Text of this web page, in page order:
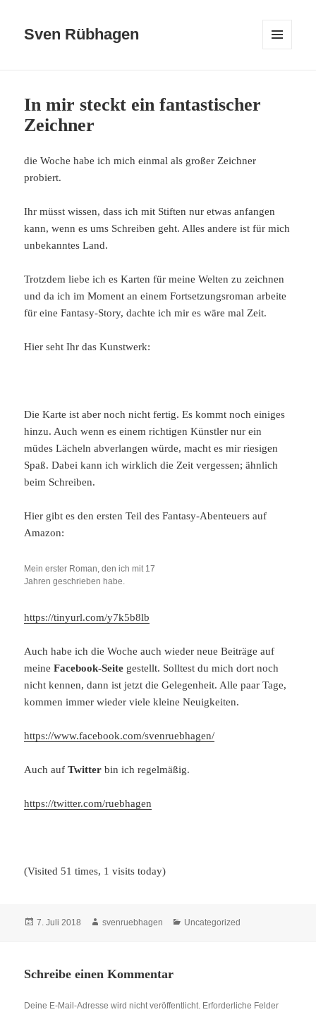
Sven Rübhagen
In mir steckt ein fantastischer
Zeichner
die Woche habe ich mich einmal als großer Zeichner
probiert.
Ihr müsst wissen, dass ich mit Stiften nur etwas anfangen
kann, wenn es ums Schreiben geht. Alles andere ist für mich
unbekanntes Land.
Trotzdem liebe ich es Karten für meine Welten zu zeichnen
und da ich im Moment an einem Fortsetzungsroman arbeite
für eine Fantasy-Story, dachte ich mir es wäre mal Zeit.
Hier seht Ihr das Kunstwerk:
Die Karte ist aber noch nicht fertig. Es kommt noch einiges
hinzu. Auch wenn es einem richtigen Künstler nur ein
müdes Lächeln abverlangen würde, macht es mir riesigen
Spaß. Dabei kann ich wirklich die Zeit vergessen; ähnlich
beim Schreiben.
Hier gibt es den ersten Teil des Fantasy-Abenteuers auf
Amazon:
Mein erster Roman, den ich mit 17
Jahren geschrieben habe.
https://tinyurl.com/y7k5b8lb
Auch habe ich die Woche auch wieder neue Beiträge auf
meineFacebook-Seite gestellt. Solltest du mich dort noch
nicht kennen, dann ist jetzt die Gelegenheit. Alle paar Tage,
kommen immer wieder viele kleine Neuigkeiten.
https://www.facebook.com/svenruebhagen/
Auch aufTwitter bin ich regelmäßig.
https://twitter.com/ruebhagen
(Visited 51 times, 1 visits today)
Veröffentlicht
7. Juli 2018 Autor
svenruebhagen Kategorien
Uncategorized
Schreibe einen Kommentar
Deine E-Mail-Adresse wird nicht veröffentlicht. Erforderliche Felder